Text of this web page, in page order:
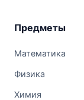
Предметы
Математика
Физика
Химия